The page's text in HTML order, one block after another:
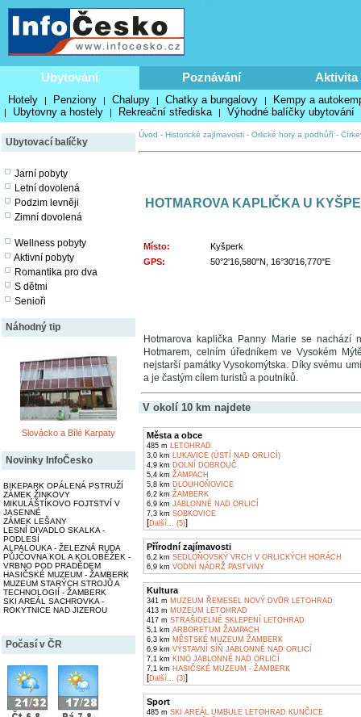
Ubytování Poznávání Aktivita
Hotely | Penziony | Chalupy | Chatky a bungalovy | Kempy a
| Ubytovny a hostely | Rekreační střediska | Výhodné balíčky ubytování
Ubytovací balíčky
Jarní pobyty
Letní dovolená
Podzim levněji
Zimní dovolená
Wellness pobyty
Aktivní pobyty
Romantika pro dva
S dětmi
Senioři
Náhodný tip
Slovácko a Bílé Karpaty
Novinky InfoČesko
BIKEPARK OPÁLENÁ PSTRUŽÍ
ZÁMEK ŽINKOVY
MIKULÁŠTÍKOVO FOJTSTVÍ V
JASENNÉ
ZÁMEK LEŠANY
LESNÍ DIVADLO SKALKA -
PODLESÍ
ALPALOUKA - ŽELEZNÁ RUDA
PŮJČOVNA KOL A KOLOBĚŽEK -
VRBNO POD PRADĚDEM
HASIČSKÉ MUZEUM - ŽAMBERK
MUZEUM STARÝCH STROJŮ A
TECHNOLOGIÍ - ŽAMBERK
SKI AREÁL SACHROVKA -
ROKYTNICE NAD JIZEROU
Počasí v ČR
Úvod - Historické zajímavosti - Orlické hory a podhůří -
HOTMAROVA KAPLIČKA U
Místo:
Kyšperk
GPS:
50°2'16,580"N, 16°30'16,770"E
Hotmarova kaplička Panny Marie se nachází
Hotmarem, celním úředníkem ve Vysokém
nejstarší památky Vysokomýtska. Díky svému
a je častým cílem turistů a poutníků.
V okolí 10 km najdete
Města a obce
485 m LETOHRAD
3,0 km LUKAVICE (ÚSTÍ NAD ORLICÍ)
4,9 km DOLNÍ DOBROUČ
5,4 km ŽAMPACH
5,8 km DLOUHOŇOVICE
6,2 km ŽAMBERK
6,9 km JABLONNÉ NAD ORLICÍ
7,3 km SOBKOVICE
[Další... (5)]
Přírodní zajímavosti
6,2 km SEDLOŇOVSKÝ VRCH V ORLICKÝCH HORÁCH
6,9 km VODNÍ NÁDRŽ PASTVINY
Kultura
341 m MUZEUM ŘEMESEL NOVÝ DVŮR LETOHRAD
413 m MUZEUM LETOHRAD
417 m STRAŠIDELNÉ SKLEPENÍ LETOHRAD
5,1 km ARBORETUM ŽAMPACH
6,3 km MĚSTSKÉ MUZEUM ŽAMBERK
6,9 km VÝSTAVNÍ SÍŇ JABLONNÉ NAD ORLICÍ
7,1 km KINO JABLONNÉ NAD ORLICÍ
7,1 km HASIČSKÉ MUZEUM - ŽAMBERK
[Další... (3)]
Sport
485 m SKI AREÁL UMBULE LETOHRAD KUNČICE